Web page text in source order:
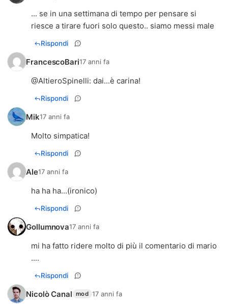
... se in una settimana di tempo per pensare si
riesce a tirare fuori solo questo.. siamo messi male
Rispondi
FrancescoBari17 anni fa
@AltieroSpinelli: dai...è carina!
Rispondi
Mik17 anni fa
Molto simpatica!
Rispondi
Ale17 anni fa
ha ha ha...(ironico)
Rispondi
Gollumnova17 anni fa
mi ha fatto ridere molto di più il comentario di mario
....
Rispondi
Nicolò Canal mod 17 anni fa